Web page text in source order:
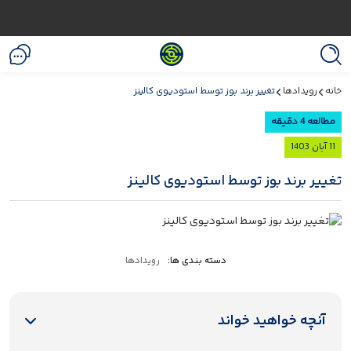
خانه رویدادها تغییر برند بوز توسط استودیوی کالینز
مطالعه 4 دقیقه
11 آبان 1403
تغییر برند بوز توسط استودیوی کالینز
دسته بندی ها: رویدادها
آنچه خواهید خواند